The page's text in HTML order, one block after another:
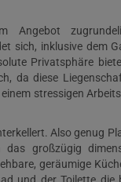
sich, inklusive dem
Privatsphäre
da diese
stressigen
Also genug
großzügig
geräumige